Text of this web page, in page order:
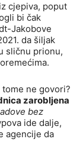
cjepiva, poput
bi čak
Jakobove
da šiljak
sličnu prionu,
ne govori?
zarobljena
bez
ide dalje,
agencije da